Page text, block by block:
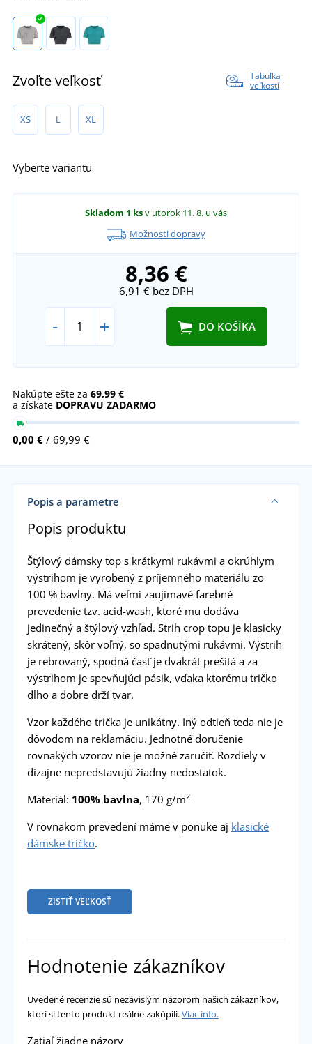
Zvoľte veľkosť
Tabuľka
veľkostí
XS L XL
Vyberte variantu
Skladom 1 ksv utorok 11. 8. u vás
Možnosti dopravy
8,36 €
6,91 €bez DPH
- + DO KOŠÍKA
Nakúpte ešte za 69,99 €
a získate DOPRAVU ZADARMO
0,00 € / 69,99 €
Popis a parametre
Popis produktu
Štýlový dámsky top s krátkymi rukávmi a okrúhlym
výstrihom je vyrobený z príjemného materiálu zo
100 % bavlny. Má veľmi zaujímavé farebné
prevedenie tzv. acid-wash, ktoré mu dodáva
jedinečný a štýlový vzhľad. Strih crop topu je klasicky
skrátený, skôr voľný, so spadnutými rukávmi. Výstrih
je rebrovaný, spodná časť je dvakrát prešitá a za
výstrihom je spevňujúci pásik, vďaka ktorému tričko
dlho a dobre drží tvar.
Vzor každého trička je unikátny. Iný odtieň teda nie je
dôvodom na reklamáciu. Jednotné doručenie
rovnakých vzorov nie je možné zaručiť. Rozdiely v
dizajne nepredstavujú žiadny nedostatok.
Materiál: 100% bavlna, 170 g/m2
V rovnakom prevedení máme v ponuke aj klasické
dámske tričko.
ZISTIŤ VEĽKOSŤ
Hodnotenie zákazníkov
Uvedené recenzie sú nezávislým názorom našich zákazníkov,
ktorí si tento produkt reálne zakúpili.Viac info.
Zatiaľ žiadne názory